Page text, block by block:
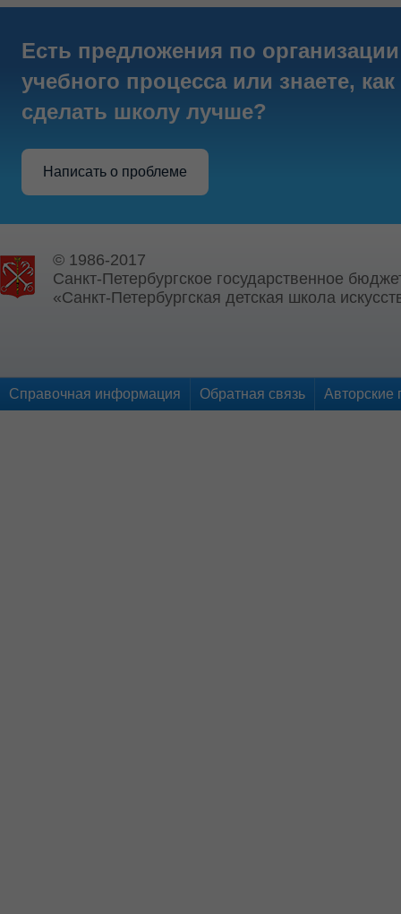
Есть предложения по организации
учебного процесса или знаете, как
сделать школу лучше?
Написать о проблеме
© 1986-2017
Санкт-Петербургское государственное
«Санкт-Петербургская детская школа
Справочная информация Обратная связь Авторские